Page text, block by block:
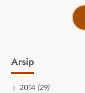
Arsip
2014 (29)